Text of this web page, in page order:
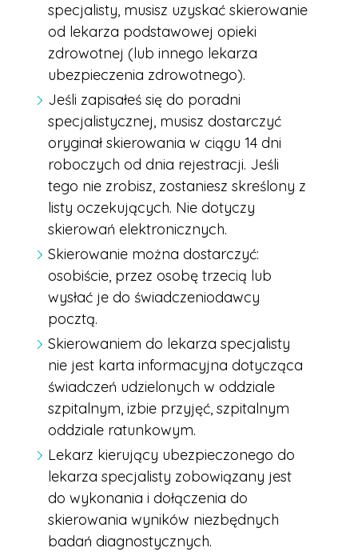
specjalisty, musisz uzyskać skierowanie
od lekarza podstawowej opieki
zdrowotnej (lub innego lekarza
ubezpieczenia zdrowotnego).
Jeśli zapisałeś się do poradni
specjalistycznej, musisz dostarczyć
oryginał skierowania w ciągu 14 dni
roboczych od dnia rejestracji. Jeśli
tego nie zrobisz, zostaniesz skreślony z
listy oczekujących. Nie dotyczy
skierowań elektronicznych.
Skierowanie można dostarczyć:
osobiście, przez osobę trzecią lub
wysłać je do świadczeniodawcy
pocztą.
Skierowaniem do lekarza specjalisty
nie jest karta informacyjna dotycząca
świadczeń udzielonych w oddziale
szpitalnym, izbie przyjęć, szpitalnym
oddziale ratunkowym.
Lekarz kierujący ubezpieczonego do
lekarza specjalisty zobowiązany jest
do wykonania i dołączenia do
skierowania wyników niezbędnych
badań diagnostycznych.